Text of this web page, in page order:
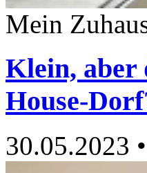
Mein
Klein, aber
House-
30.05.2023 •